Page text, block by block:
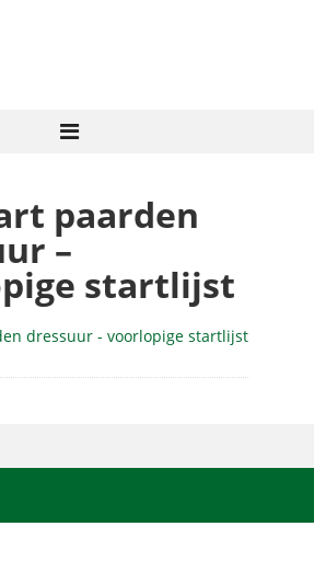
paarden
–
startlijst
dressuur - voorlopige startlijst